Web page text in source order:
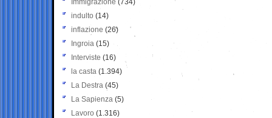
Immigrazione (734)
indulto (14)
inflazione (26)
Ingroia (15)
Interviste (16)
la casta (1.394)
La Destra (45)
La Sapienza (5)
Lavoro (1.316)